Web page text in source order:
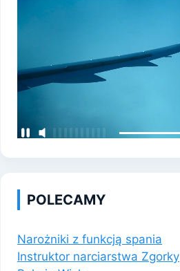
POLECAMY
Narożniki z funkcją spania
Instruktor narciarstwa Zgorky